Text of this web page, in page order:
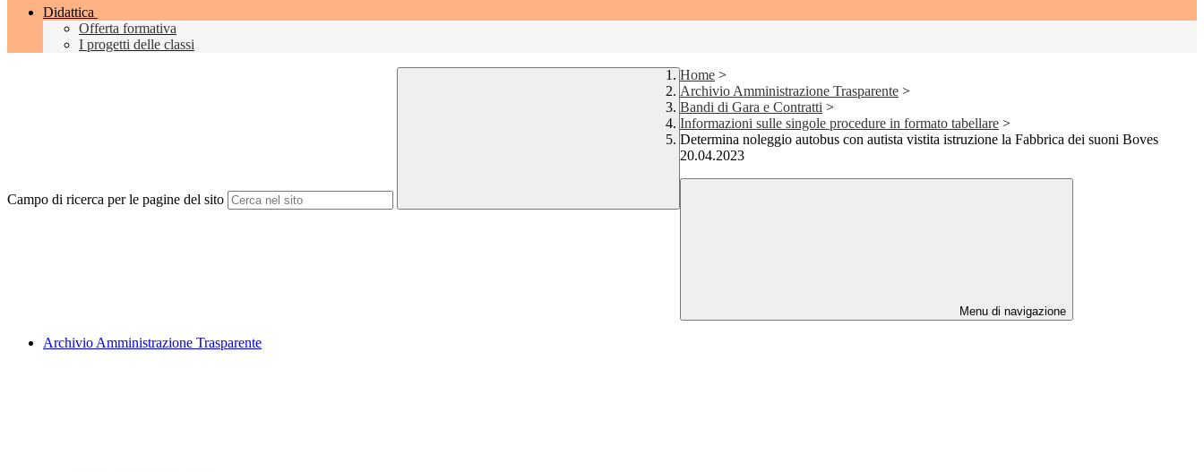
Didattica
Offerta formativa
I progetti delle classi
Campo di ricerca per le pagine del sito
Home >
Archivio Amministrazione Trasparente >
Bandi di Gara e Contratti >
Informazioni sulle singole procedure in formato tabellare >
Determina noleggio autobus con autista vistita istruzione la Fabbrica dei suoni Boves
20.04.2023
Menu di navigazione
Archivio Amministrazione Trasparente